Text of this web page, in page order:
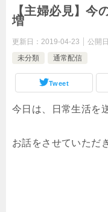
【主婦必見】今
増
更新日： 2019-04-23 公開
未分類
通常配信
Tweet
今日は、日常生活を
お話をさせていただ